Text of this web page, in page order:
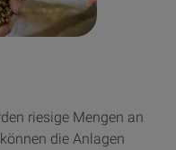
riesige Mengen an
die Anlagen